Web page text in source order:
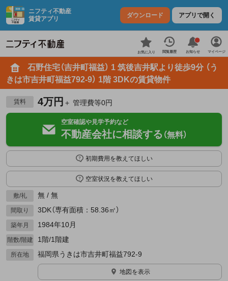
ニフティ不動産
賃貸アプリ
ダウンロード アプリで開く
お気に入り 閲覧履歴 お知らせ マイページ
石野住宅（吉井町福益） 1 筑後吉井駅より徒歩9分 （う
きは市吉井町福益792-9） 1階 3DKの賃貸物件
賃料 4万円 ＋ 管理費等0円
空室確認や見学予約など
不動産会社に相談する （無料）
初期費用を教えてほしい
空室状況を教えてほしい
敷/礼 無 / 無
間取り 3DK（専有面積：58.36㎡）
築年月 1984年10月
階数/階建 1階/1階建
所在地 福岡県うきは市吉井町福益792-9
地図を表示